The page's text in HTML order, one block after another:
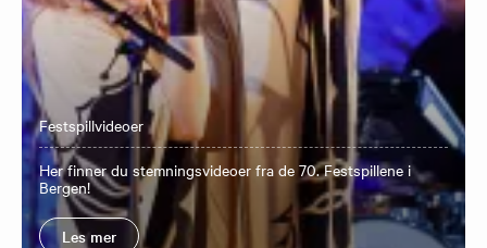
Festspillvideoer
Her finner du stemningsvideoer fra de 70. Festspillene i
Bergen!
Les mer